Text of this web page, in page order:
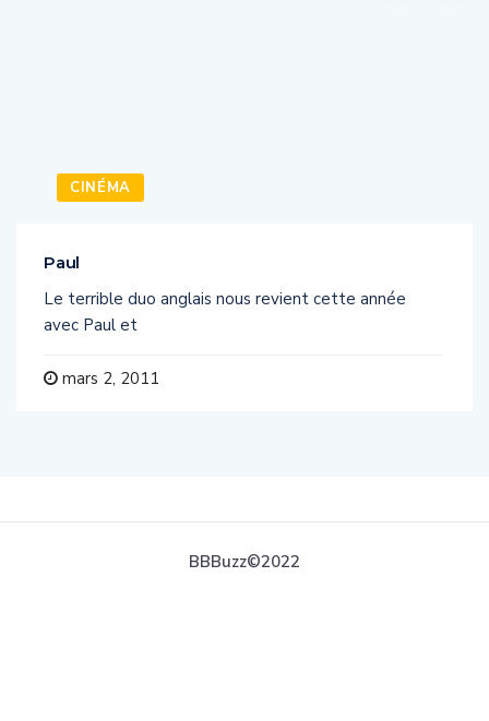
CINÉMA
Paul
Le terrible duo anglais nous revient cette année
avec Paul et
mars 2, 2011
BBBuzz©2022